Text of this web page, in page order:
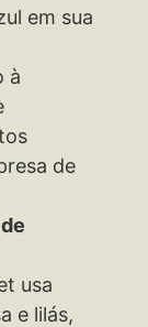
em sua
à
de
usa
e lilás,